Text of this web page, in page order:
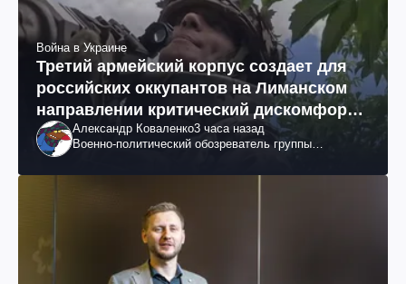
Война в Украине
Третий армейский корпус создает для
российских оккупантов на Лиманском
направлении критический дискомфорт:
как это удалось
Александр Коваленко3 часа назад
Военно-политический обозреватель группы